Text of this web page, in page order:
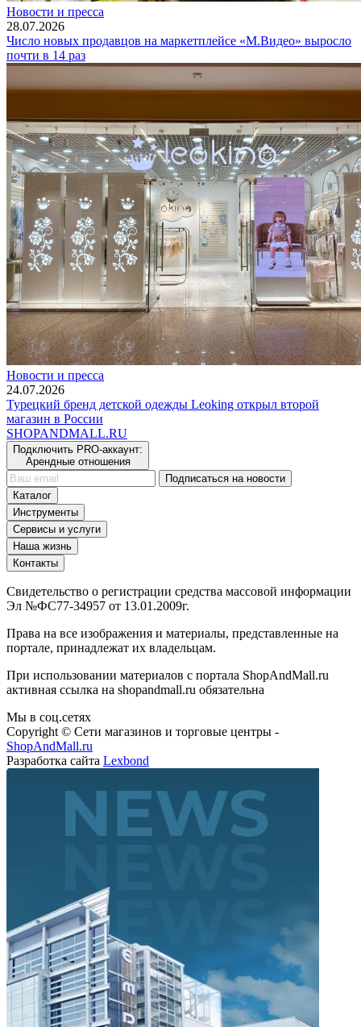
Новости и пресса
28.07.2026
Число новых продавцов на маркетплейсе «М.Видео» выросло
почти в 14 раз
Новости и пресса
24.07.2026
Турецкий бренд детской одежды Leoking открыл второй
магазин в России
SHOPANDMALL.RU
Подключить PRO-аккаунт:
Арендные отношения
Подписаться на новости
Каталог
Инструменты
Сервисы и услуги
Наша жизнь
Контакты
Свидетельство о регистрации средства массовой информации
Эл №ФС77-34957 от 13.01.2009г.
Права на все изображения и материалы, представленные на
портале, принадлежат их владельцам.
При использовании материалов с портала ShopAndMall.ru
активная ссылка на shopandmall.ru обязательна
Мы в соц.сетях
Copyright © Сети магазинов и торговые центры -
ShopAndMall.ru
Разработка сайта Lexbond